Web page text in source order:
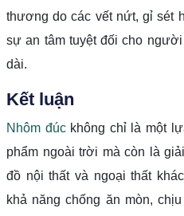
thương do các vết nứt, gỉ sét
sự an tâm tuyệt đối cho
dài.
Kết luận
Nhôm đúckhông chỉ là một
phẩm ngoài trời mà còn là
đồ nội thất và ngoại thất
khả năng chống ăn mòn,